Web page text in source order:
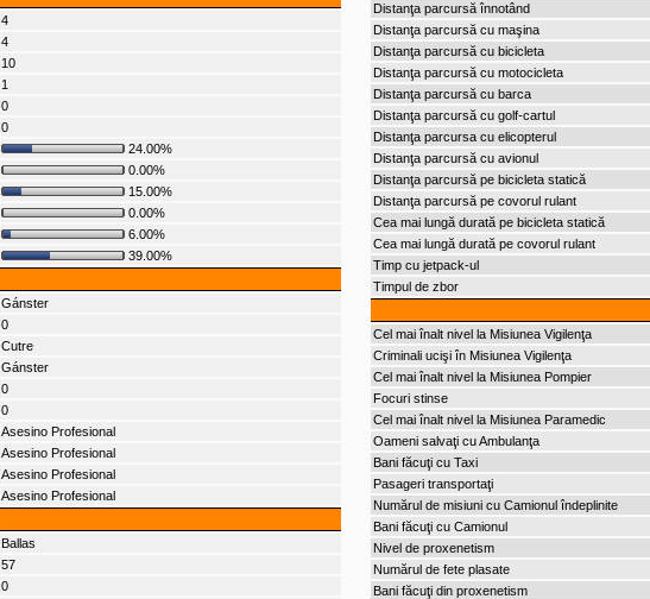
4
4
10
1
0
0
24.00%
0.00%
15.00%
0.00%
6.00%
39.00%
Gánster
0
Cutre
Gánster
0
0
Asesino Profesional
Asesino Profesional
Asesino Profesional
Asesino Profesional
Ballas
57
0
Distanţa parcursă înnotând
Distanţa parcursă cu maşina
Distanţa parcursă cu bicicleta
Distanţa parcursă cu motocicleta
Distanţa parcursă cu barca
Distanţa parcursă cu golf-cartul
Distanţa parcursa cu elicopterul
Distanţa parcursă cu avionul
Distanţa parcursă pe bicicleta statică
Distanţa parcursă pe covorul rulant
Cea mai lungă durată pe bicicleta statică
Cea mai lungă durată pe covorul rulant
Timp cu jetpack-ul
Timpul de zbor
Cel mai înalt nivel la Misiunea Vigilenţa
Criminali ucişi în Misiunea Vigilenţa
Cel mai înalt nivel la Misiunea Pompier
Focuri stinse
Cel mai înalt nivel la Misiunea Paramedic
Oameni salvaţi cu Ambulanţa
Bani făcuţi cu Taxi
Pasageri transportaţi
Numărul de misiuni cu Camionul îndeplinite
Bani făcuţi cu Camionul
Nivel de proxenetism
Numărul de fete plasate
Bani făcuţi din proxenetism